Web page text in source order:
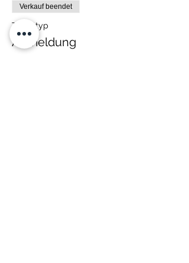
Verkauf beendet
Tickettyp
Anmeldung